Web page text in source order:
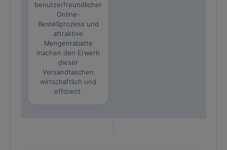
benutzerfreundlicher
Online-
Bestellprozess und
attraktive
Mengenrabatte
machen den Erwerb
dieser
Versandtaschen
wirtschaftlich und
effizient.